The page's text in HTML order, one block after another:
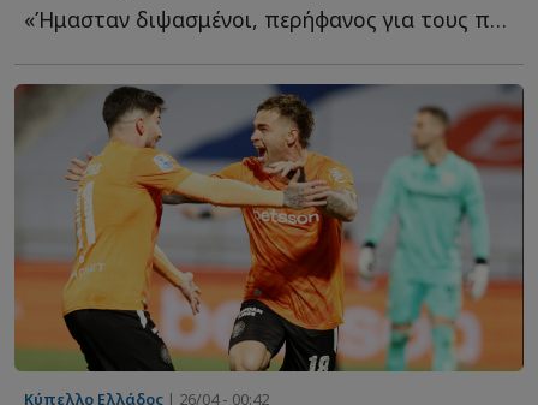
«Ήμασταν διψασμένοι, περήφανος για τους παίκτες, την ο...
Κύπελλο Ελλάδος | 26/04 - 00:42